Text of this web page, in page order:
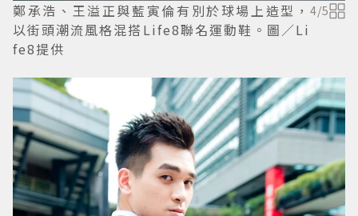
鄭承浩、王溢正與藍寅倫有別於球場上造型，
以街頭潮流風格混搭Life8聯名運動鞋。圖／Li
fe8提供
4/5